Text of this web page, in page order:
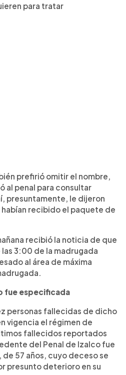
para tratar
prefirió omitir el nombre,
al penal para consultar
presuntamente, le dijeron
recibido el paquete de
recibió la noticia de que
3:00 de la madrugada
al área de máxima
fue especificada
personas fallecidas de dicho
vigencia el régimen de
fallecidos reportados
del Penal de Izalco fue
de 57 años, cuyo deceso se
presunto deterioro en su